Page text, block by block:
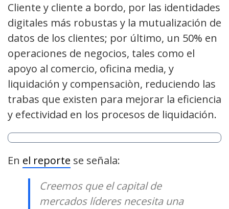
Cliente y cliente a bordo, por las identidades
digitales más robustas y la mutualización de
datos de los clientes; por último, un 50% en
operaciones de negocios, tales como el
apoyo al comercio, oficina media, y
liquidación y compensaciòn, reduciendo las
trabas que existen para mejorar la eficiencia
y efectividad en los procesos de liquidación.
En el reporte se señala:
Creemos que el capital de
mercados líderes necesita una